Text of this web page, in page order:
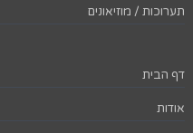
תערוכות / מוזיאונים
דף הבית
אודות